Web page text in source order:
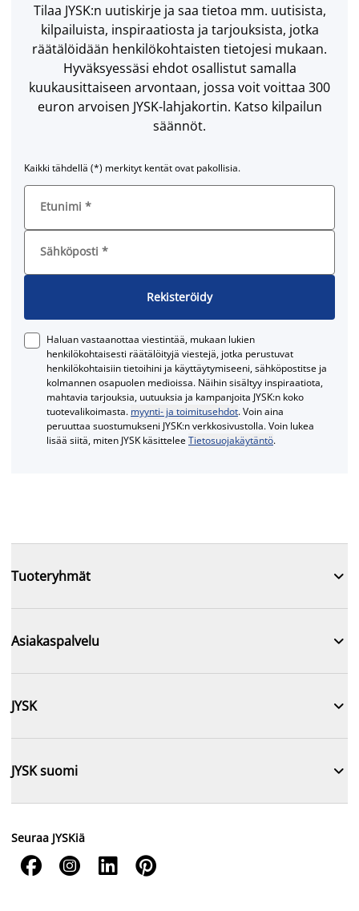
Tilaa JYSK:n uutiskirje ja saa tietoa mm. uutisista,
kilpailuista, inspiraatiosta ja tarjouksista, jotka
räätälöidään henkilökohtaisten tietojesi mukaan.
Hyväksyessäsi ehdot osallistut samalla
kuukausittaiseen arvontaan, jossa voit voittaa 300
euron arvoisen JYSK-lahjakortin. Katso kilpailun
säännöt.
Kaikki tähdellä (*) merkityt kentät ovat pakollisia.
Etunimi *
Sähköposti *
Rekisteröidy
Haluan vastaanottaa viestintää, mukaan lukien
henkilökohtaisesti räätälöityjä viestejä, jotka perustuvat
henkilökohtaisiin tietoihini ja käyttäytymiseeni, sähköpostitse ja
kolmannen osapuolen medioissa. Näihin sisältyy inspiraatiota,
mahtavia tarjouksia, uutuuksia ja kampanjoita JYSK:n koko
tuotevalikoimasta. myynti- ja toimitusehdot. Voin aina
peruuttaa suostumukseni JYSK:n verkkosivustolla. Voin lukea
lisää siitä, miten JYSK käsitteleeTietosuojakäytäntö.
Tuoteryhmät 
Asiakaspalvelu 
JYSK 
JYSK suomi 
Seuraa JYSKiä
   